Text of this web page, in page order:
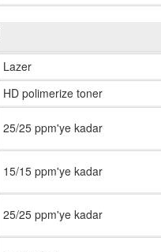
Lazer
HD polimerize toner
25/25 ppm'ye kadar
15/15 ppm'ye kadar
25/25 ppm'ye kadar